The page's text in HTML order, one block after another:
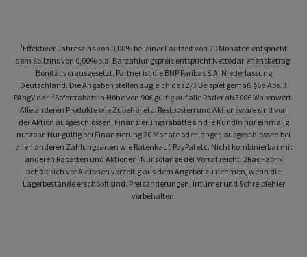
¹Effektiver Jahreszins von 0,00% bei einer Laufzeit von 20 Monaten entspricht
dem Sollzins von 0,00% p.a. Barzahlungspreis entspricht Nettodarlehensbetrag.
Bonität vorausgesetzt. Partner ist die BNP Paribas S.A. Niederlassung
Deutschland. Die Angaben stellen zugleich das 2/3 Beispiel gemäß §6a Abs. 3
PAngV dar. ²Sofortrabatt in Höhe von 90€ gültig auf alle Räder ab 300€ Warenwert.
Alle anderen Produkte wie Zubehör etc. Restposten und Aktionsware sind von
der Aktion ausgeschlossen. Finanzierungsrabatte sind je KundIn nur einmalig
nutzbar. Nur gültig bei Finanzierung 20 Monate oder länger, ausgeschlossen bei
allen anderen Zahlungsarten wie Ratenkauf, PayPal etc. Nicht kombinierbar mit
anderen Rabatten und Aktionen. Nur solange der Vorrat reicht. 2RadFabrik
behält sich vor Aktionen vorzeitig aus dem Angebot zu nehmen, wenn die
Lagerbestände erschöpft sind. Preisänderungen, Irrtümer und Schreibfehler
vorbehalten.